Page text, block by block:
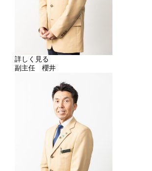
詳しく見る
副主任 櫻井